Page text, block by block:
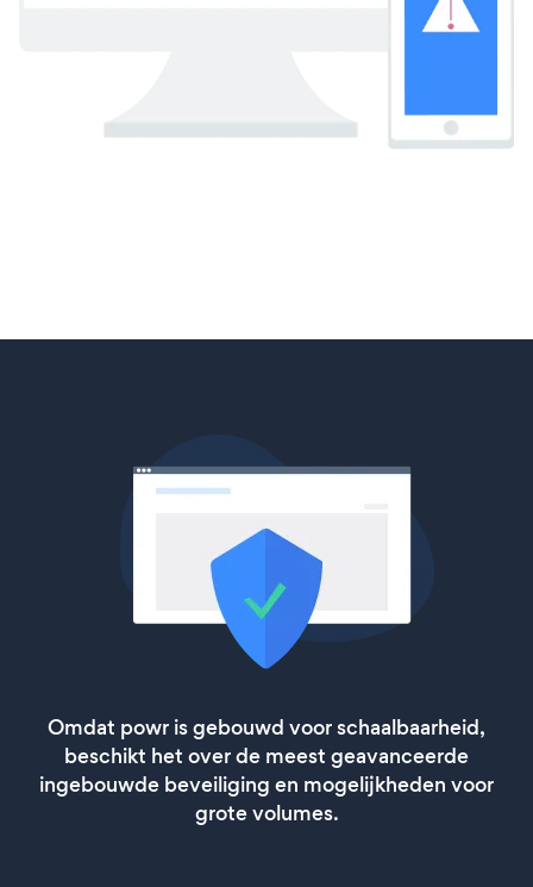
Omdat powr is gebouwd voor schaalbaarheid,
beschikt het over de meest geavanceerde
ingebouwde beveiliging en mogelijkheden voor
grote volumes.